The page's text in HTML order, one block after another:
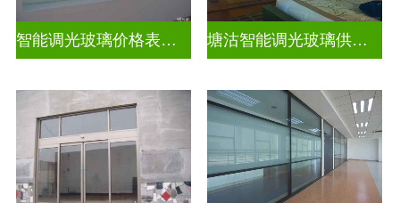
智能调光玻璃价格表图片及价格 塘沽智能调光玻璃供应商